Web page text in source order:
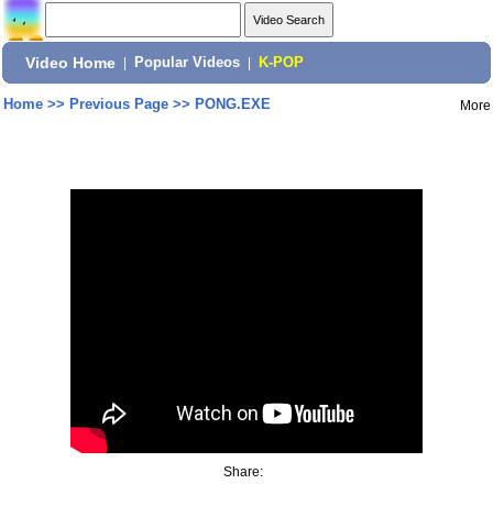
Video Home Popular Videos K-POP
Home>> Previous Page>> PONG.EXE More
Share: